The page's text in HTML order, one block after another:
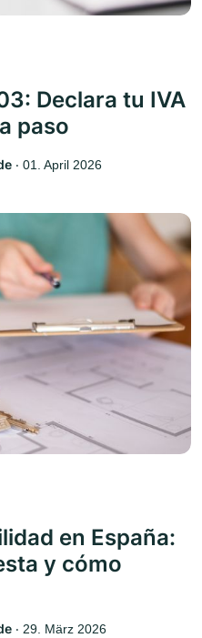
Declara tu IVA
paso
‧ 01. April 2026
en España:
y cómo
‧ 29. März 2026